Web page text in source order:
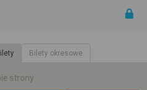
Bilety okresowe
strony